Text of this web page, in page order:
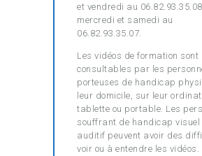
et vendredi au
mercredi et samedi au
06.82.93.35.07.
Les vidéos de formation sont
consultables par les
porteuses de handicap
leur domicile, sur leur
tablette ou portable. Les
souffrant de handicap visuel
auditif peuvent avoir des
voir ou à entendre les vidéos.